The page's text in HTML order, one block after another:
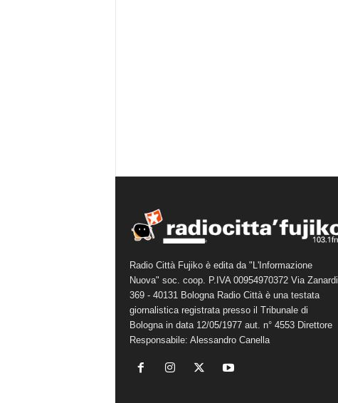
Radio Città Fujiko è edita da "L'Informazione
Nuova" soc. coop. P.IVA 00954970372 Via Zanardi
369 - 40131 Bologna Radio Città è una testata
giornalistica registrata presso il Tribunale di
Bologna in data 12/05/1977 aut. n° 4553 Direttore
Responsabile: Alessandro Canella